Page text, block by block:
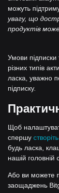
можуть
увагу, що
продуктів
Умови підписки
різних типів
ласка, уважно
підписку.
Щоб
спершу
будь ласка,
нашій головній
Або ви можете
заощаджень